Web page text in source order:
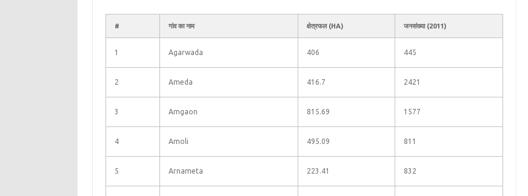
# गांव का नाम क्षेत्रफल (HA) जनसंख्या (2011)
1 Agarwada 406 445
2 Ameda 416.7 2421
3 Amgaon 815.69 1577
4 Amoli 495.09 811
5 Arnameta 223.41 832